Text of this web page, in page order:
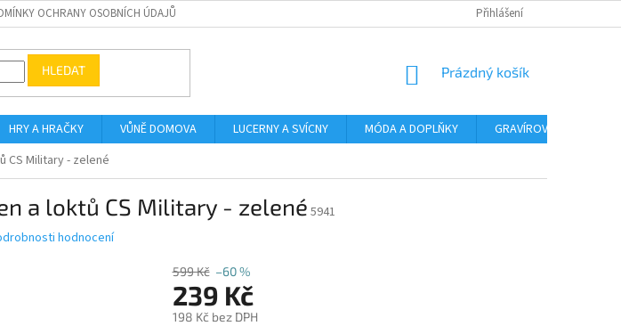
OCHRANY OSOBNÍCH ÚDAJŮ Přihlášení
HLEDAT
NÁKUPNÍ
Prázdný košík
HRY A HRAČKY VŮNĚ DOMOVA LUCERNY A SVÍCNY MÓDA A DOPLŇKY GRAVÍROVÁNÍ
CS Military - zelené
a loktů CS Military - zelené 5941
hodnocení
599 Kč –60 %
239 Kč
198 Kč bez DPH